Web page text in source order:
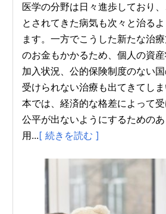
医学の分野は日々進歩しており
とされてきた病気も次々と治る
ます。一方でこうした新たな治
のお金もかかるため、個人の資
加入状況、公的保険制度のない
受けられない治療も出てきてし
本では、経済的な格差によって
公平が出ないようにするための
用...[ 続きを読む ]